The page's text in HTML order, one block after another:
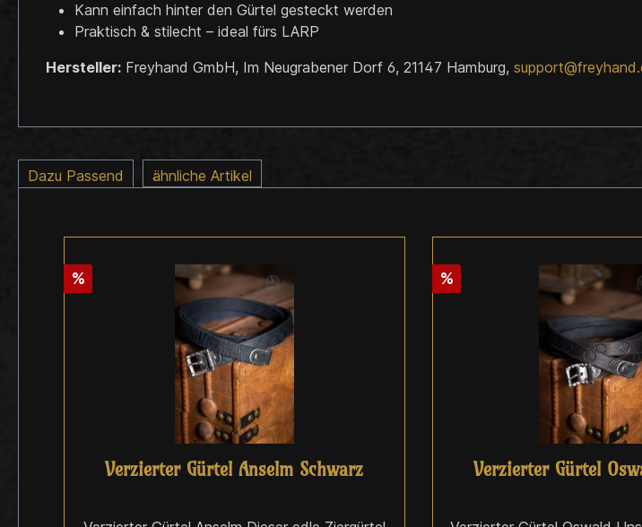
Kann einfach hinter den Gürtel gesteckt werden
Praktisch & stilecht – ideal fürs LARP
Hersteller: Freyhand GmbH, Im Neugrabener Dorf 6, 21147 Hamburg,
Dazu Passend ähnliche Artikel
%
Verzierter Gürtel Anselm Schwarz
%
Verzierter Gürtel